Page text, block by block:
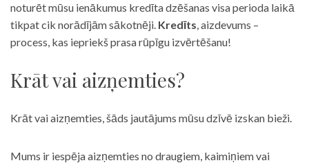
noturēt mūsu ienākumus kredīta dzēšanas visa perioda laikā
tikpat cik norādījām sākotnēji. Kredīts, aizdevums –
process, kas iepriekš prasa rūpīgu izvērtēšanu!
Krāt vai aizņemties?
Krāt vai aizņemties, šāds jautājums mūsu dzīvē izskan bieži.
Mums ir iespēja aizņemties no draugiem, kaimiņiem vai